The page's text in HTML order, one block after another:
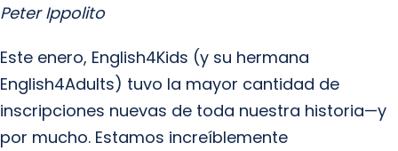
Peter Ippolito
Este enero, English4Kids (y su hermana
English4Adults) tuvo la mayor cantidad de
inscripciones nuevas de toda nuestra historia—y
por mucho. Estamos increíblemente